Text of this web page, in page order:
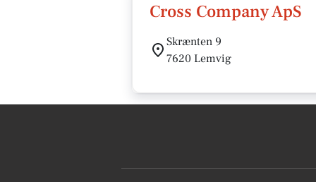
Cross Company ApS
Skrænten 9
7620 Lemvig